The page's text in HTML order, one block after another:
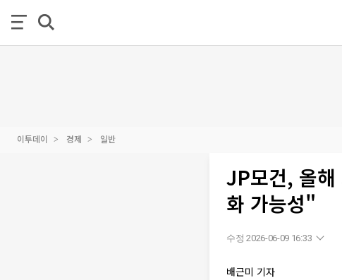
이투데이 경제 일반
JP모건, 올
화 가능성"
수정 2026-06-09 16:33
배근미 기자